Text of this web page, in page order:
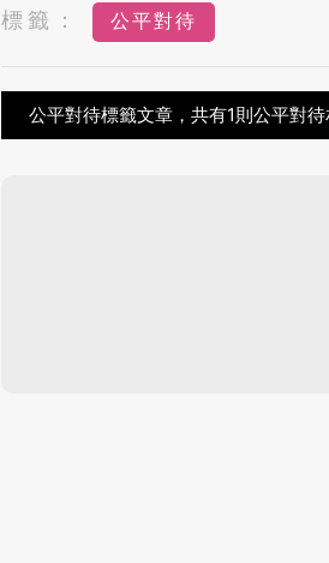
標籤： 公平對待
公平對待標籤文章，共有1則公平對